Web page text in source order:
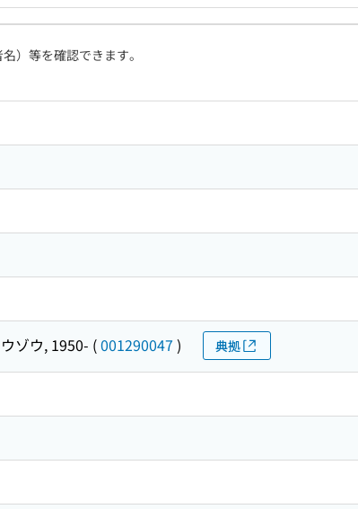
）等を確認できます。
ゾウ, 1950- (001290047 ) 典拠